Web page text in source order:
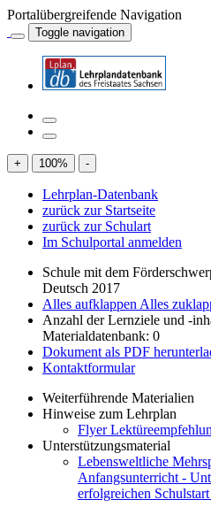
Portalübergreifende Navigation
Toggle navigation
+ 100% -
Lehrplan-Datenbank
zurück zur Startseite
zurück zur Schulart
Im Schulportal anmelden
Schule mit dem
Deutsch 2017
Alles aufklappen Alles
Anzahl der Lernziele und -
Materialdatenbank: 0
Dokument als PDF
Kontaktformular
Weiterführende Materialien
Hinweise zum Lehrplan
Flyer
Unterstützungsmaterial
Lebensweltliche
Anfangsunterricht -
erfolgreichen Schulstart